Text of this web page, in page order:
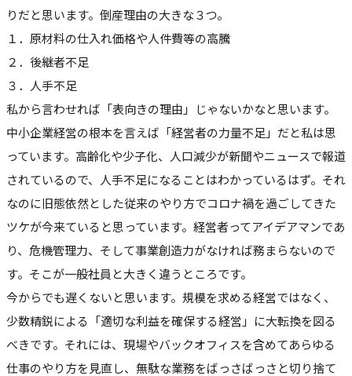
りだと思います。倒産理由の大きな３つ。
１．原材料の仕入れ価格や人件費等の高騰
２．後継者不足
３．人手不足
私から言わせれば「表向きの理由」じゃないかなと思います。
中小企業経営の根本を言えば「経営者の力量不足」だと私は思
っています。高齢化や少子化、人口減少が新聞やニュースで報道
されているので、人手不足になることはわかっているはず。それ
なのに旧態依然とした従来のやり方でコロナ禍を過ごしてきた
ツケが今来ていると思っています。経営者ってアイデアマンであ
り、危機管理力、そして事業創造力がなければ務まらないので
す。そこが一般社員と大きく違うところです。
今からでも遅くないと思います。規模を求める経営ではなく、
少数精鋭による「適切な利益を確保する経営」に大転換を図る
べきです。それには、現場やバックオフィスを含めてあらゆる
仕事のやり方を見直し、無駄な業務をばっさばっさと切り捨て